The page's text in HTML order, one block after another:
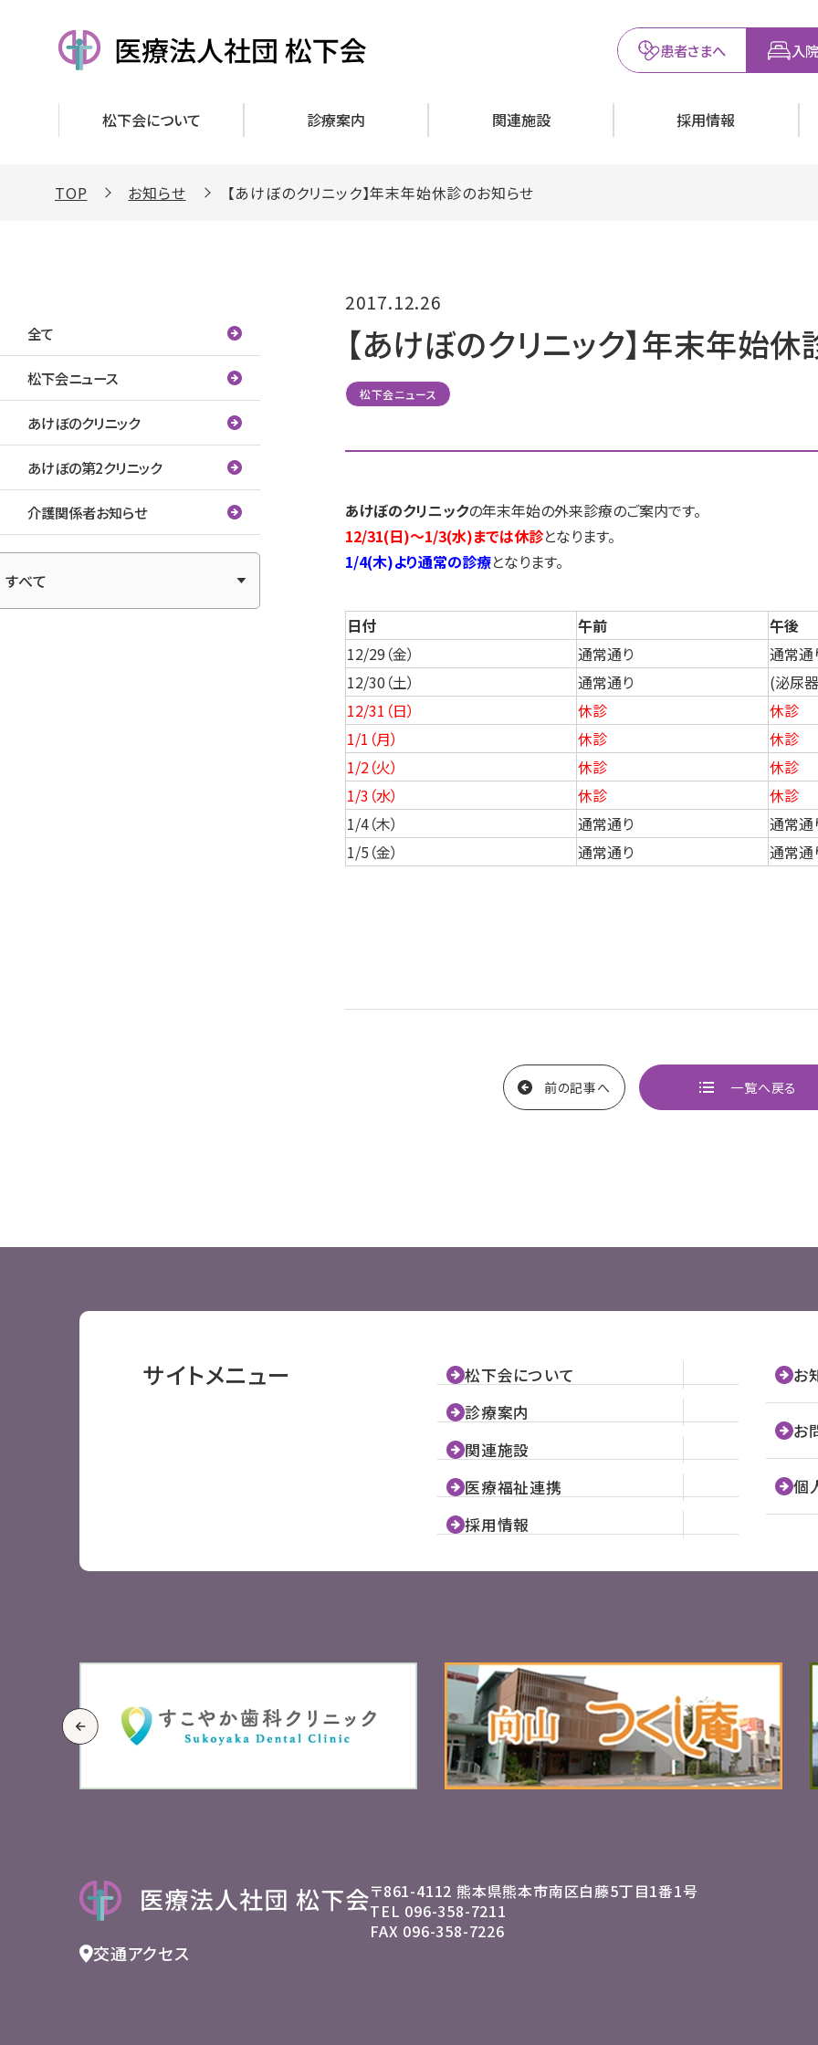
患者さまへ 入
松下会について 診療案内 関連施設 採用情報
TOP お知らせ 【あけぼのクリニック】年末年始休診のお知らせ
2017.12.26
【あけぼのクリニック】年末年始
松下会ニュース
あけぼのクリニックの年末年始の外来診療のご案内です。
12/31(日)～1/3(水)までは休診となります。
1/4(木)より通常の診療となります。
日付 午前
午後
12/29（金）
通常通り
通常通
12/30（土）
通常通り
(泌尿
12/31（日）
休診
休診
1/1（月）
休診
休診
1/2（火）
休診
休診
1/3（水）
休診
休診
1/4（木）
通常通り
通常通
1/5（金）
通常通り 通常通
ページ
一覧へ戻る
前の記事へ
全て
松下会ニュース
あけぼのクリニック
あけぼの第2クリニック
介護関係者お知らせ
ーカイブ
サイトメニュー
松下会について
診療案内
関連施設
医療福祉連携
採用情報
お
お
個
交通アクセス
〒861-4112 熊本県熊本市南区白藤5丁目1番1号
TEL 096-358-7211
FAX 096-358-7226